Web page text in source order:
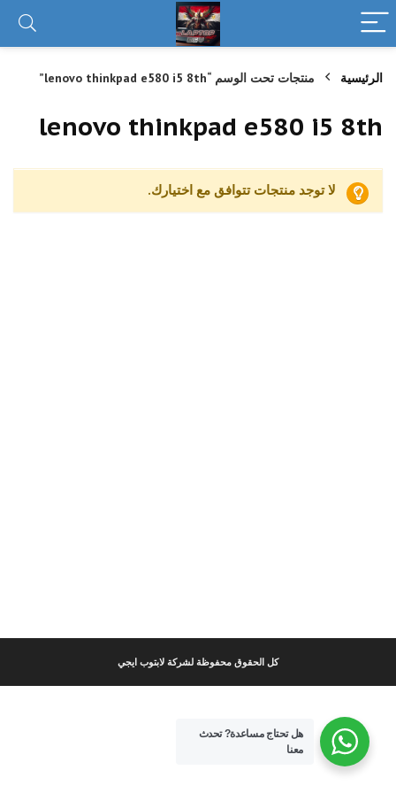
الرئيسية منتجات تحت الوسم “lenovo thinkpad e580 i5 8th”
lenovo thinkpad e580 i5 8th
لا توجد منتجات تتوافق مع اختيارك.
كل الحقوق محفوظة لشركة لابتوب ايجي
هل تحتاج مساعدة?تحدث
معنا